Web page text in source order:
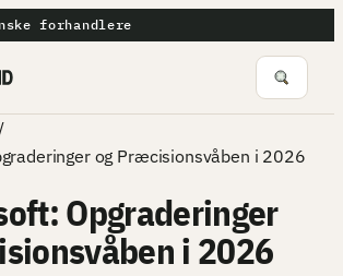
forhandlere
/
og Præcisionsvåben i 2026
Opgraderinger
i 2026